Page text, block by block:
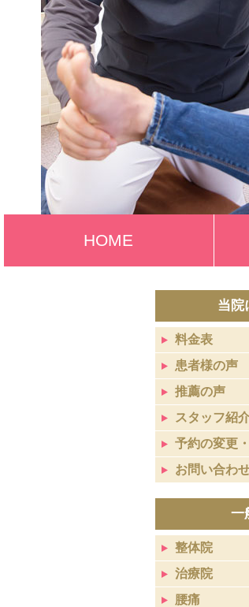
HOME
当院
料金表
患者様の声
推薦の声
スタッフ紹
予約の変更
お問い合わ
一
整体院
治療院
腰痛